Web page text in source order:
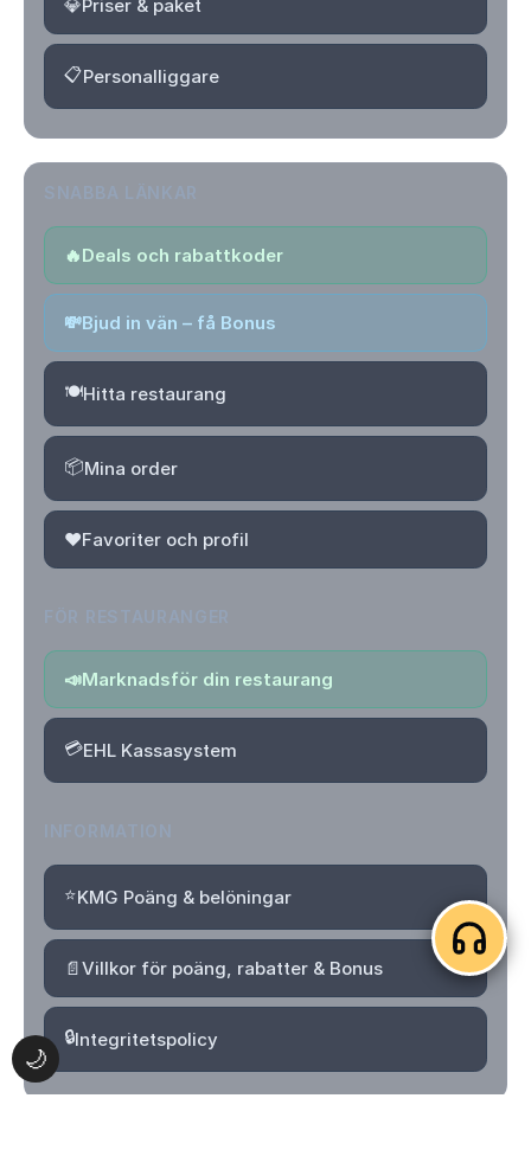
🌙
💎Priser & paket
📋Personalliggare
🔥Deals och rabattkoder
💸Bjud in vän – få Bonus
🍽️Hitta restaurang
📦Mina order
❤️Favoriter och profil
📣Marknadsför din restaurang
💳EHL Kassasystem
⭐KMG Poäng & belöningar
📄Villkor för poäng, rabatter & Bonus
🔒Integritetspolicy